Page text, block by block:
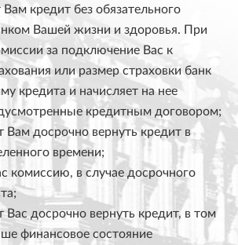
кредит без обязательного
Вашей жизни и здоровья. При
за подключение Вас к
или размер страховки банк
кредита и начисляет на нее
кредитным договором;
Вам досрочно вернуть кредит в
времени;
комиссию, в случае досрочного
Вас досрочно вернуть кредит, в том
финансовое состояние